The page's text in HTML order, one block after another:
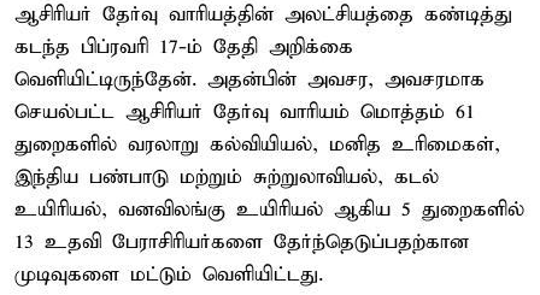
ஆசிரியர் தேர்வு வாரியத்தின் அலட்சியத்தை கண்டித்து
கடந்த பிப்ரவரி 17-ம் தேதி அறிக்கை
வெளியிட்டிருந்தேன். அதன்பின் அவசர, அவசரமாக
செயல்பட்ட ஆசிரியர் தேர்வு வாரியம் மொத்தம் 61
துறைகளில் வரலாறு கல்வியியல், மனித உரிமைகள்,
இந்திய பண்பாடு மற்றும் சுற்றுலாவியல், கடல்
உயிரியல், வனவிலங்கு உயிரியல் ஆகிய 5 துறைகளில்
13 உதவி பேராசிரியர்களை தேர்ந்தெடுப்பதற்கான
முடிவுகளை மட்டும் வெளியிட்டது.